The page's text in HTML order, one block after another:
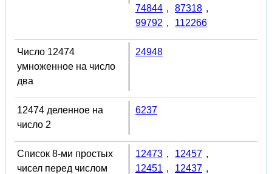
74844 , 87318 ,
99792 , 112266
Число 12474
умноженное на число
два
24948
12474 деленное на
число 2
6237
Список 8-ми простых
чисел перед числом
12473 , 12457 ,
12451 , 12437 ,